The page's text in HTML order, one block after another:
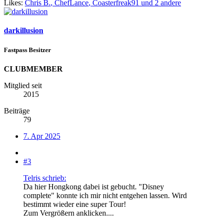
Likes: Chris B., ChefLance, Coasterfreak91 und 2 andere
darkillusion
Fastpass Besitzer
CLUBMEMBER
Mitglied seit
2015
Beiträge
79
7. Apr 2025
#3
Telris schrieb:
Da hier Hongkong dabei ist gebucht. "Disney
complete" konnte ich mir nicht entgehen lassen. Wird
bestimmt wieder eine super Tour!
Zum Vergrößern anklicken....